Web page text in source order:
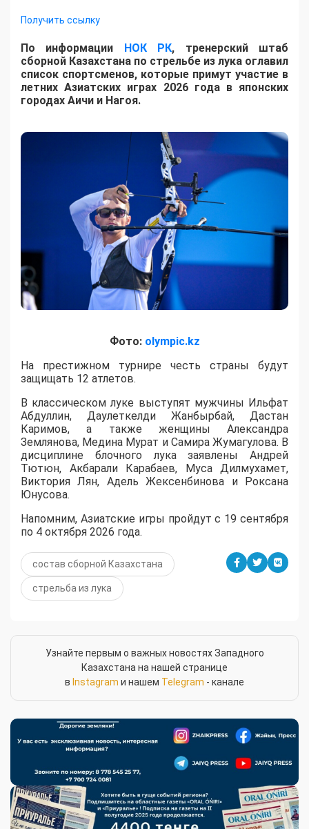
Получить ссылку
По информации НОК РК, тренерский штаб
сборной Казахстана по стрельбе из лука оглавил
список спортсменов, которые примут участие в
летних Азиатских играх 2026 года в японских
городах Аичи и Нагоя.
Фото: olympic.kz
На престижном турнире честь страны будут
защищать 12 атлетов.
В классическом луке выступят мужчины Ильфат
Абдуллин, Даулеткелди Жанбырбай, Дастан
Каримов, а также женщины Александра
Землянова, Медина Мурат и Самира Жумагулова. В
дисциплине блочного лука заявлены Андрей
Тютюн, Акбарали Карабаев, Муса Дилмухамет,
Виктория Лян, Адель Жексенбинова и Роксана
Юнусова.
Напомним, Азиатские игры пройдут с 19 сентября
по 4 октября 2026 года.
состав сборной Казахстана
стрельба из лука
Узнайте первым о важных новостях Западного
Казахстана на нашей странице
в Instagram и нашем Telegram - канале